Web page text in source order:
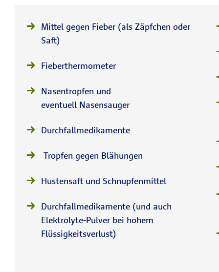
Mittel gegen Fieber (als Zäpfchen oder
Saft)
Fieberthermometer
Nasentropfen und
eventuell Nasensauger
Durchfallmedikamente
Tropfen gegen Blähungen
Hustensaft und Schnupfenmittel
Durchfallmedikamente (und auch
Elektrolyte-Pulver bei hohem
Flüssigkeitsverlust)